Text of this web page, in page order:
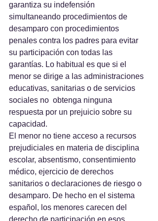
garantiza su indefensión
simultaneando procedimientos de
desamparo con procedimientos
penales contra los padres para evitar
su participación con todas las
garantías. Lo habitual es que si el
menor se dirige a las administraciones
educativas, sanitarias o de servicios
sociales no  obtenga ninguna
respuesta por un prejuicio sobre su
capacidad.
El menor no tiene acceso a recursos
prejudiciales en materia de disciplina
escolar, absentismo, consentimiento
médico, ejercicio de derechos
sanitarios o declaraciones de riesgo o
desamparo. De hecho en el sistema
español, los menores carecen del